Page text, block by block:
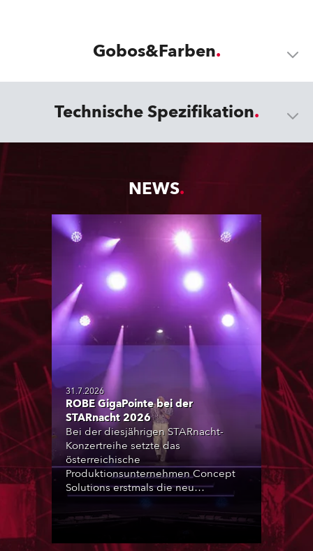
Gobos&Farben
Technische Spezifikation
NEWS
31.7.2026
ROBE GigaPointe bei der
STARnacht 2026
Bei der diesjährigen STARnacht-
Konzertreihe setzte das
österreichische
Produktionsunternehmen Concept
Solutions erstmals die neu
Moving-Lights ein. Insgesamt kamen
Veranstaltung der Reihe am